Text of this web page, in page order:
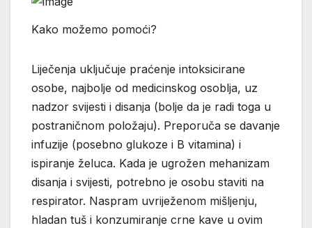
Kako možemo pomoći?
Liječenja uključuje praćenje intoksicirane
osobe, najbolje od medicinskog osoblja, uz
nadzor svijesti i disanja (bolje da je radi toga u
postraničnom položaju). Preporuča se davanje
infuzije (posebno glukoze i B vitamina) i
ispiranje želuca. Kada je ugrožen mehanizam
disanja i svijesti, potrebno je osobu staviti na
respirator. Naspram uvriježenom mišljenju,
hladan tuš i konzumiranje crne kave u ovim